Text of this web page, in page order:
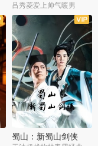
吕秀菱爱上帅气暖男
蜀山：新蜀山剑侠